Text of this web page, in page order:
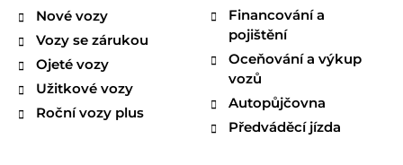
Nové vozy
Vozy se zárukou
Ojeté vozy
Užitkové vozy
Roční vozy plus
Financování a
pojištění
Oceňování a výkup
vozů
Autopůjčovna
Předváděcí jízda